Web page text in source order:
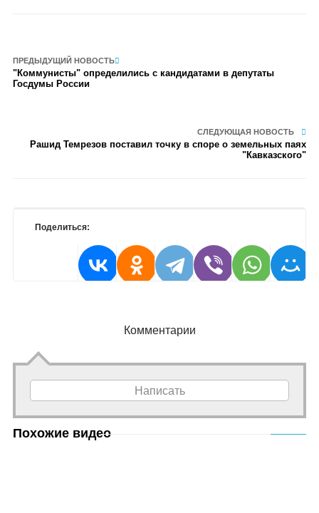
ПРЕДЫДУЩИЙ НОВОСТЬ
"Коммунисты" определились с кандидатами в депутаты
Госдумы России
СЛЕДУЮЩАЯ НОВОСТЬ
Рашид Темрезов поставил точку в споре о земельных паях
"Кавказского"
Поделиться:
Комментарии
Написать
Похожие видео